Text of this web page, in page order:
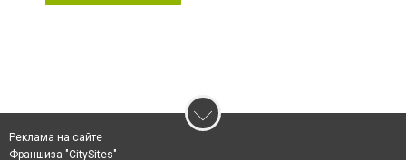
Реклама на сайте
Франшиза "CitySites"